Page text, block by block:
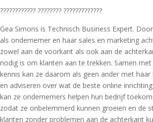
???????????? ???????? ?????????????
Gea Simons is Technisch Business Expert.
als ondernemer en haar sales en marketing
zowel aan de voorkant als ook aan de
nodig is om klanten aan te trekken. Samen
kennis kan ze daarom als geen ander met
en adviseren over wat de beste online
kan ze ondernemers helpen hun bedrijf
zodat ze onbelemmerd kunnen groeien en de
klanten zonder problemen aan de achterkant